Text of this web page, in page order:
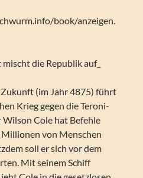
book/anzeigen.
die Republik auf_
(im Jahr 4875) führt
Krieg gegen die Teroni-
Cole hat Befehle
von Menschen
soll er sich vor dem
Mit seinem Schiff